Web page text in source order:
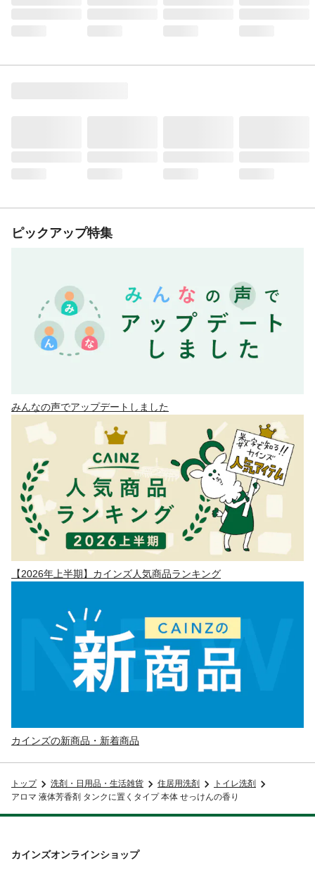
ピックアップ特集
みんなの声でアップデートしました
【2026年上半期】カインズ人気商品ランキング
カインズの新商品・新着商品
トップ 洗剤・日用品・生活雑貨 住居用洗剤
トイレ洗剤
アロマ 液体芳香剤 タンクに置くタイプ 本体 せっけんの香り
カインズオンラインショップ